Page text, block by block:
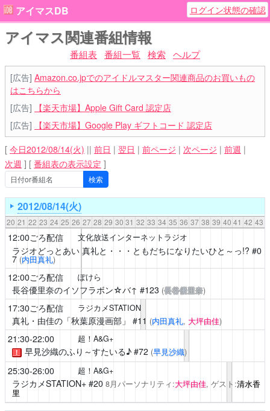
アイマスDB ログイン状態の確認
アイマス関連番組情報
番組表 番組一覧 検索 ヘルプ
[広告] Amazon.co.jpでのアイドルマスター関連商品のお買いもの
はこちらから
[広告]
【楽天市場】Apple Gift Card 認定店
[広告]
【楽天市場】Google Play ギフトコード 認定店
[ 今日2012/08/14(火) || 前日 | 翌日 | 前ページ | 次ページ | 前週 |
次週 ] [ 番組表の表示設定 ]
2012/08/14(火)
20 21 22 23 24 25 26 27 28 29 30 31 32 33 34 35 36 37 38 39 40 41 42 43
12:00ごろ配信 文化放送インターネットラジオ
ラジオどっとあい 真礼と・・・ともだちになりたいひと～っ!? #0
7 (内田真礼)
12:00ごろ配信 ぽけら
長谷優里奈のイソフラボン☆バ↑ #123 (長谷優里奈)
17:30ごろ配信 ラジカメSTATION
真礼・由佳の「秋葉原漫画部」 #11 (内田真礼, 大坪由佳)
21:30-22:00 超！A&G+
！ 早見沙織のふり～すたいる♪#72 (早見沙織)
25:30-26:00 超！A&G+
ラジカメSTATION+#20 8月パーソナリティ:大坪由佳, ゲスト:清水香
里